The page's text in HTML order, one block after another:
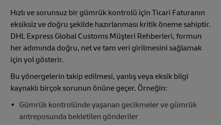
Hızlı ve sorunsuz bir gümrük kontrolü için Ticari Faturanın
eksiksiz ve doğru şekilde hazırlanması kritik öneme sahiptir.
DHL Express Global Customs Müşteri Rehberleri, formun
her adımında doğru, net ve tam veri girilmesini sağlamak
için yol gösterir.
Bu yönergelerin takip edilmesi, yanlış veya eksik bilgi
kaynaklı birçok sorunun önüne geçer. Örneğin:
Gümrük kontrolünde yaşanan gecikmeler ve gümrük
antreposunda bekletilen gönderiler